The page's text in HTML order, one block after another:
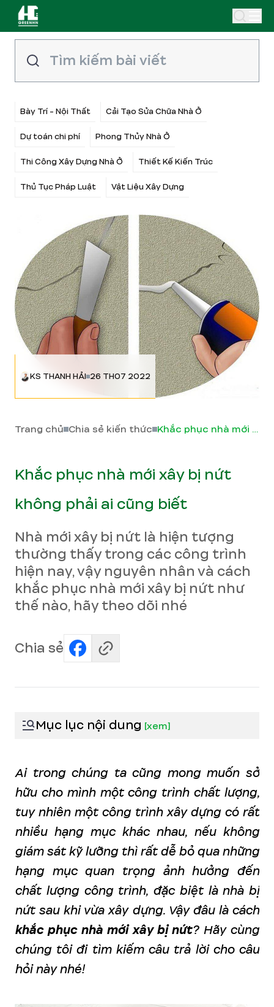
Bày Trí - Nội Thất Cải Tạo Sửa Chữa Nhà Ở
Dự toán chi phí Phong Thủy Nhà Ở
Thi Công Xây Dựng Nhà Ở Thiết Kế Kiến Trúc
Thủ Tục Pháp Luật Vật Liệu Xây Dựng
KS THANH HẢI 26 TH07 2022
Trang chủ Chia sẻ kiến thức Khắc phục nhà mới xây bị nứt không phải ai cũng biết
Khắc phục nhà mới xây bị nứt
không phải ai cũng biết
Nhà mới xây bị nứt là hiện tượng
thường thấy trong các công trình
hiện nay, vậy nguyên nhân và cách
khắc phục nhà mới xây bị nứt như
thế nào, hãy theo dõi nhé
Chia sẻ
Mục lục nội dung [xem]
Ai trong chúng ta cũng mong muốn sở
hữu cho mình một công trình chất lượng,
tuy nhiên một công trình xây dựng có rất
nhiều hạng mục khác nhau, nếu không
giám sát kỹ lưỡng thì rất dễ bỏ qua những
hạng mục quan trọng ảnh hưởng đến
chất lượng công trình, đặc biệt là nhà bị
nứt sau khi vừa xây dựng. Vậy đâu là cách
khắc phục nhà mới xây bị nứt? Hãy cùng
chúng tôi đi tìm kiếm câu trả lời cho câu
hỏi này nhé!